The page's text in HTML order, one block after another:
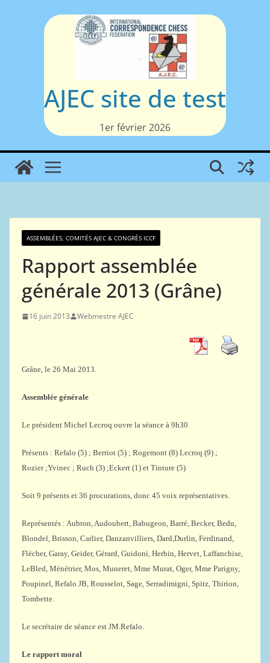
AJEC site de test
1er février 2026
ASSEMBLÉES, COMITÉS AJEC & CONGRÈS ICCF
Rapport assemblée
générale 2013 (Grâne)
16 juin 2013 Webmestre AJEC
Grâne, le 26 Mai 2013.
Assemblée générale
Le président Michel Lecroq ouvre la séance à 9h30
Présents : Refalo (5) ; Berriot (5) ; Rogemont (8) Lecroq (9) ;
Rozier ;Yvinec ; Ruch (3) ;Eckert (1) et Tinture (5)
Soit 9 présents et 36 procurations, donc 45 voix représentatives.
Représentés : Aubron, Audoubert, Babugeon, Barré, Becker, Bedu,
Blondel, Brisson, Carlier, Danzanvilliers, Dard,Durlin, Ferdinand,
Flécher, Garay, Geider, Gérard, Guidoni, Herbin, Hervet, Laffanchise,
LeBled, Ménétrier, Mos, Muneret, Mme Murat, Oger, Mme Parigny,
Poupinel, Refalo JB, Rousselot, Sage, Serradimigni, Spitz, Thirion,
Tombette.
Le secrétaire de séance est JM.Refalo.
Le rapport moral